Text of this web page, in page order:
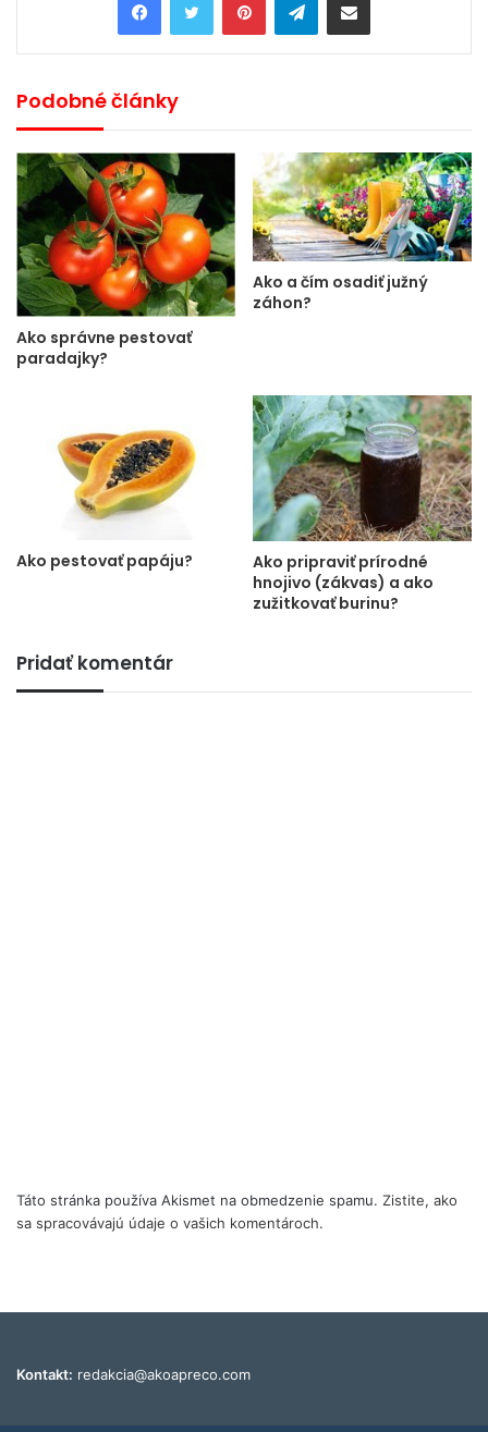
Podobné články
Ako správne pestovať
paradajky?
Ako a čím osadiť južný
záhon?
Ako pestovať papáju?
Ako pripraviť prírodné
hnojivo (zákvas) a ako
zužitkovať burinu?
Pridať komentár
Táto stránka používa Akismet na obmedzenie spamu. Zistite, ako
sa spracovávajú údaje o vašich komentároch.
Kontakt: redakcia@akoapreco.com